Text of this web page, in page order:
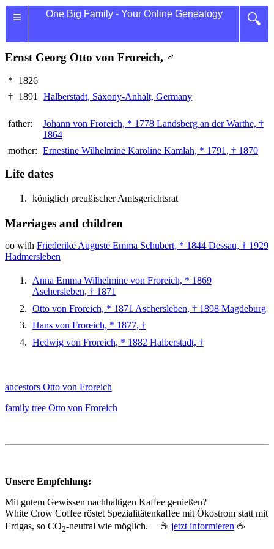
≡ 🔍
One Big Family - Your Online Genealogy
Ernst Georg Otto von Froreich, ♂
*
1826
† 1891 Halberstadt, Saxony-Anhalt, Germany
father:
Johann von Froreich, * 1778 Landsberg an der Warthe, †
1864
mother: Ernestine Wilhelmine Karoline Kamlah, * 1791, † 1870
Life dates
königlich preußischer Amtsgerichtsrat
Marriages and children
oo with Friederike Auguste Emma Schubert, * 1844 Dessau, † 1929
Hadmersleben
Anna Emma Wilhelmine von Froreich, * 1869
Aschersleben, † 1871
Otto von Froreich, * 1871 Aschersleben, † 1898 Magdeburg
Hans von Froreich, * 1877, †
Hedwig von Froreich, * 1882 Halberstadt, †
ancestors Otto von Froreich
family tree Otto von Froreich
Unsere Empfehlung:
Mit gutem Gewissen nachhaltigen Kaffee genießen?
White Crow Coffee röstet Spezialitätenkaffee mit Ökostrom statt mit
Erdgas, so CO2‑neutral wie möglich. ☕ jetzt informieren ☕